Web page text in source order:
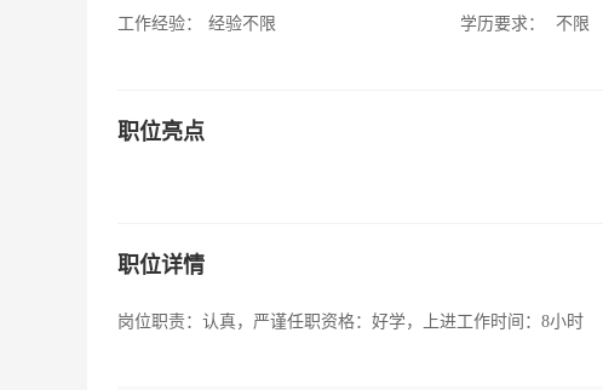
工作经验：
经验不限
学历要求：
不限
职位亮点
职位详情
岗位职责：认真，严谨任职资格：好学，上进工作时间：8小时